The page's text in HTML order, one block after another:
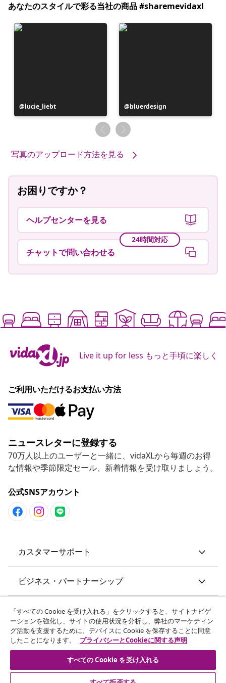
あなたのスタイルで彩る当社の商品 #sharemevidaxl
投
稿
lucie_liebt
投
稿
者
bluerdesign
写真のアップロード方法を見る
お困りですか？
ヘルプセンターを見る
24時間対応
チャットで問い合わせる
Live it up for less もっと手頃に楽しく
ご利用いただけるお支払い方法
ニュースレターに登録する
70万人以上のユーザーと一緒に、vidaXLから毎週のお得
な情報や季節限定セール、新着情報を受け取りましょう。
公式SNSアカウント
カスタマーサポート
ビジネス・パートナーシップ
vidaXL
その他の情報
「すべての Cookie を受け入れる」をクリックすると、サイトナビゲ
ーションを強化し、サイトの使用状況を分析し、弊社のマーケティン
グ活動を支援するために、デバイスに Cookie を保存することに同意
したことになります。
プライバシーとCookieに関する声明
すべての Cookie を受け入れる